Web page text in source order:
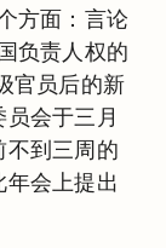
方面：言论
负责人权的
官员后的新
会于三月
不到三周的
年会上提出